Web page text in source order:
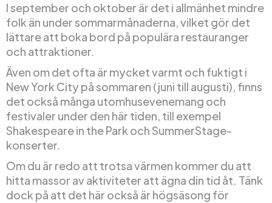
I september och oktober är det i allmänhet mindre
folk än under sommarmånaderna, vilket gör det
lättare att boka bord på populära restauranger
och attraktioner.
Även om det ofta är mycket varmt och fuktigt i
New York City på sommaren (juni till augusti), finns
det också många utomhusevenemang och
festivaler under den här tiden, till exempel
Shakespeare in the Park och SummerStage-
konserter.
Om du är redo att trotsa värmen kommer du att
hitta massor av aktiviteter att ägna din tid åt. Tänk
dock på att det här också är högsäsong för